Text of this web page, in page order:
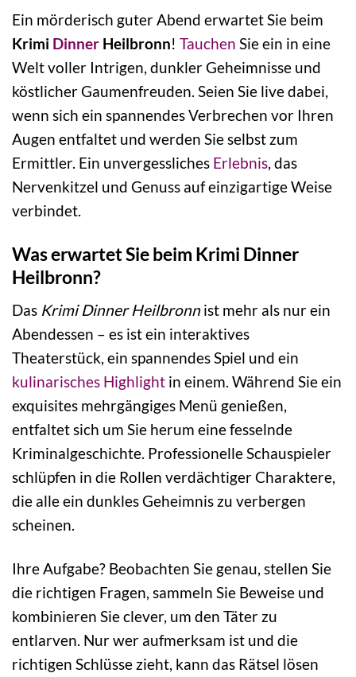
Ein mörderisch guter Abend erwartet Sie beim
Krimi Dinner Heilbronn! Tauchen Sie ein in eine
Welt voller Intrigen, dunkler Geheimnisse und
köstlicher Gaumenfreuden. Seien Sie live dabei,
wenn sich ein spannendes Verbrechen vor Ihren
Augen entfaltet und werden Sie selbst zum
Ermittler. Ein unvergessliches Erlebnis, das
Nervenkitzel und Genuss auf einzigartige Weise
verbindet.
Was erwartet Sie beim Krimi Dinner
Heilbronn?
Das Krimi Dinner Heilbronnist mehr als nur ein
Abendessen – es ist ein interaktives
Theaterstück, ein spannendes Spiel und ein
kulinarisches Highlight in einem. Während Sie ein
exquisites mehrgängiges Menü genießen,
entfaltet sich um Sie herum eine fesselnde
Kriminalgeschichte. Professionelle Schauspieler
schlüpfen in die Rollen verdächtiger Charaktere,
die alle ein dunkles Geheimnis zu verbergen
scheinen.
Ihre Aufgabe? Beobachten Sie genau, stellen Sie
die richtigen Fragen, sammeln Sie Beweise und
kombinieren Sie clever, um den Täter zu
entlarven. Nur wer aufmerksam ist und die
richtigen Schlüsse zieht, kann das Rätsel lösen